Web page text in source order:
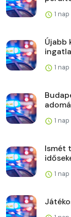
1
Újabb
1
1
Ismét
1